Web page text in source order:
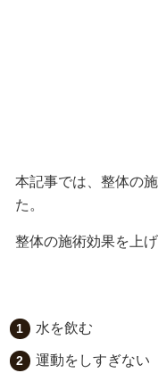
本記事では、整体の
た。
整体の施術効果を上
水を飲む
運動をしすぎない